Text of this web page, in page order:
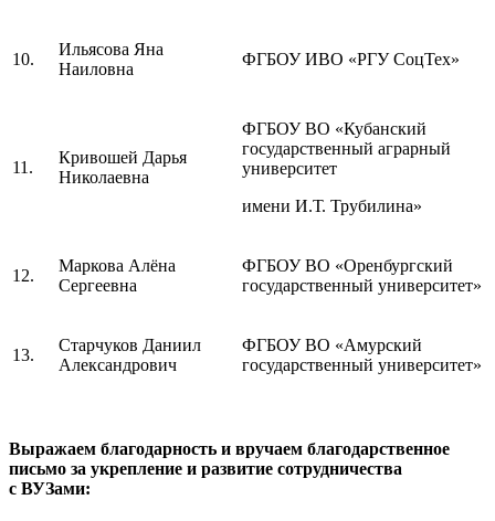
10.
Ильясова Яна
Наиловна
ФГБОУ ИВО «РГУ СоцТех»
11.
Кривошей Дарья
Николаевна
ФГБОУ ВО «Кубанский
государственный аграрный
университет
имени И.Т. Трубилина»
12.
Маркова Алёна
Сергеевна
ФГБОУ ВО «Оренбургский
государственный университет»
13.
Старчуков Даниил
Александрович
ФГБОУ ВО «Амурский
государственный университет»
Выражаем благодарность и вручаем благодарственное
письмо за укрепление и развитие сотрудничества
с ВУЗами: